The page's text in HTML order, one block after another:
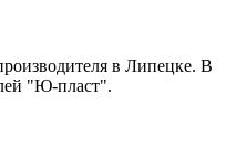
в Липецке. В
"Ю-пласт".